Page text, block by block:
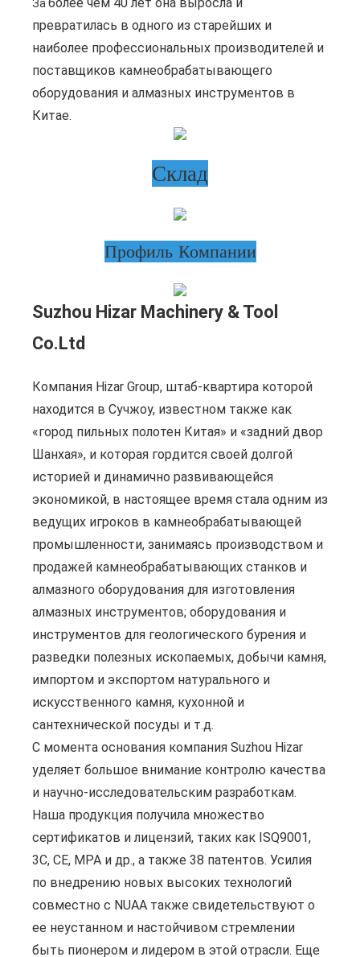
За
превратилась в одного из старейших и
наиболее профессиональных производителей и
поставщиков камнеобрабатывающего
оборудования и алмазных инструментов в
Китае.
Склад
Профиль Компании
Suzhou Hizar Machinery & Tool
Co.Ltd
Компания Hizar Group, штаб-квартира которой
находится в Сучжоу, известном также как
«город пильных полотен Китая» и «задний двор
Шанхая», и которая гордится своей долгой
историей и динамично развивающейся
экономикой, в настоящее время стала одним из
ведущих игроков в камнеобрабатывающей
промышленности, занимаясь производством и
продажей камнеобрабатывающих станков и
алмазного оборудования для изготовления
алмазных инструментов; оборудования и
инструментов для геологического бурения и
разведки полезных ископаемых, добычи камня,
импортом и экспортом натурального и
искусственного камня, кухонной и
сантехнической посуды и т.д.
С момента основания компания Suzhou Hizar
уделяет большое внимание контролю качества
и научно-исследовательским разработкам.
Наша продукция получила множество
сертификатов и лицензий, таких как ISQ9001,
3C, CE, MPA и др., а также 38 патентов. Усилия
по внедрению новых высоких технологий
совместно с NUAA также свидетельствуют о
ее неустанном и настойчивом стремлении
быть пионером и лидером в этой отрасли. Еще